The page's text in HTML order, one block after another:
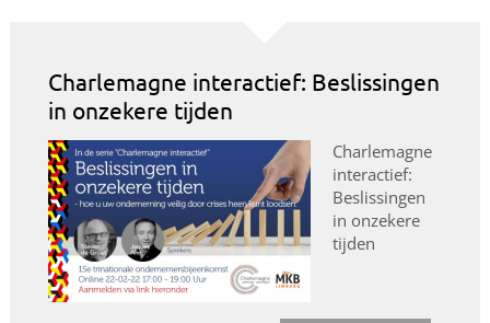
Charlemagne interactief: Beslissingen
in onzekere tijden
Charlemagne
interactief:
Beslissingen
in onzekere
tijden